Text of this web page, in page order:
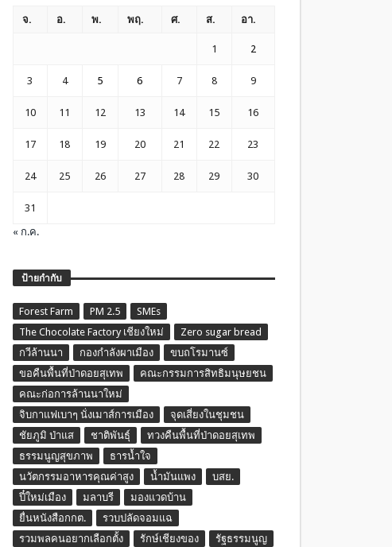
จ. อ. พ. พฤ. ศ. ส. อา.
1 2
3 4 5 6 7 8 9
10 11 12 13 14 15 16
17 18 19 20 21 22 23
24 25 26 27 28 29 30
31
« ก.ค.
ป้ายกำกับ
Forest Farm PM 2.5
SMEs
The Chocolate Factory เชียงใหม่
Zero sugar bread
กวีล้านนา
กองกำลังผาเมือง
ขบถโรมานซ์
ขอคืนพื้นที่ป่าดอยสุเทพ
คณะกรรมการสิทธิมนุษยชน
คณะก่อการล้านนาใหม่
จิบกาแฟเบาๆ นั่งเมาส์การเมือง
จุดเสี่ยงในชุมชน
ชัยภูมิ ป่าแส
ชาติพันธุ์
ทวงคืนพื้นที่ป่าดอยสุเทพ
ธรรมนูญสุขภาพ
ธารน้ำใจ
นวัตกรรมอาหารคุณค่าสูง
น้ำมันแพง
บสย.
ปี๋ใหม่เมือง
มลาบรี
มองแวดบ้าน
ยื่นหนังสือกกต.
รวบปลัดจอมแฉ
รวมพลคนอยากเลือกตั้ง
รักษ์เชียงของ รัฐธรรมนูญ